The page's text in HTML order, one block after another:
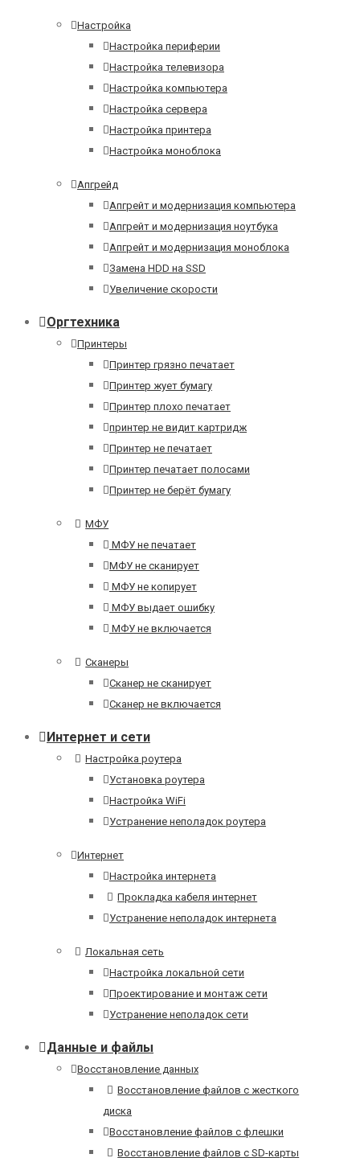
Настройка
Настройка периферии
Настройка телевизора
Настройка компьютера
Настройка сервера
Настройка принтера
Настройка моноблока
Апгрейд
Апгрейт и модернизация компьютера
Апгрейт и модернизация ноутбука
Апгрейт и модернизация моноблока
Замена HDD на SSD
Увеличение скорости
Оргтехника
Принтеры
Принтер грязно печатает
Принтер жует бумагу
Принтер плохо печатает
принтер не видит картридж
Принтер не печатает
Принтер печатает полосами
Принтер не берёт бумагу
МФУ
МФУ не печатает
МФУ не сканирует
МФУ не копирует
МФУ выдает ошибку
МФУ не включается
Сканеры
Сканер не сканирует
Сканер не включается
Интернет и сети
Настройка роутера
Установка роутера
Настройка WiFi
Устранение неполадок роутера
Интернет
Настройка интернета
Прокладка кабеля интернет
Устранение неполадок интернета
Локальная сеть
Настройка локальной сети
Проектирование и монтаж сети
Устранение неполадок сети
Данные и файлы
Восстановление данных
Восстановление файлов с жесткого
диска
Восстановление файлов с флешки
Восстановление файлов с SD-карты